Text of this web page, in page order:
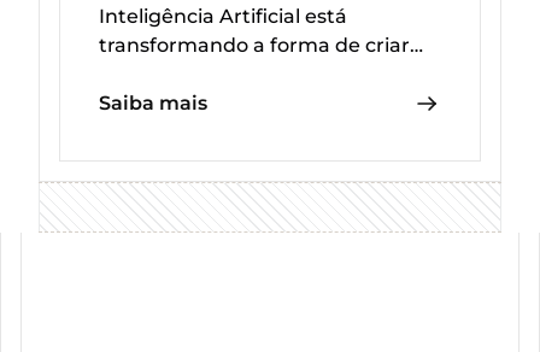
Inteligência Artificial está
transformando a forma de criar
Saiba mais